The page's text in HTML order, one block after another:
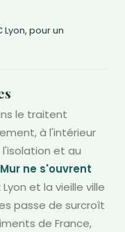
Lyon, pour un
le traitent
à l'intérieur
et au
ne s'ouvrent
Lyon et la vieille ville
passe de surcroît
de France,